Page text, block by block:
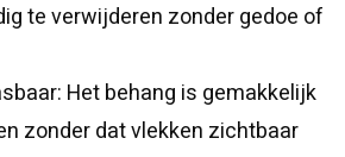
te verwijderen zonder gedoe of
Het behang is gemakkelijk
zonder dat vlekken zichtbaar